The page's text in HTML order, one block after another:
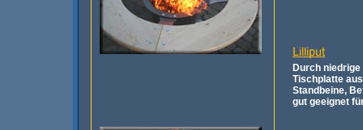
Durch
Tischplatte
Standbeine,
gut geeignet